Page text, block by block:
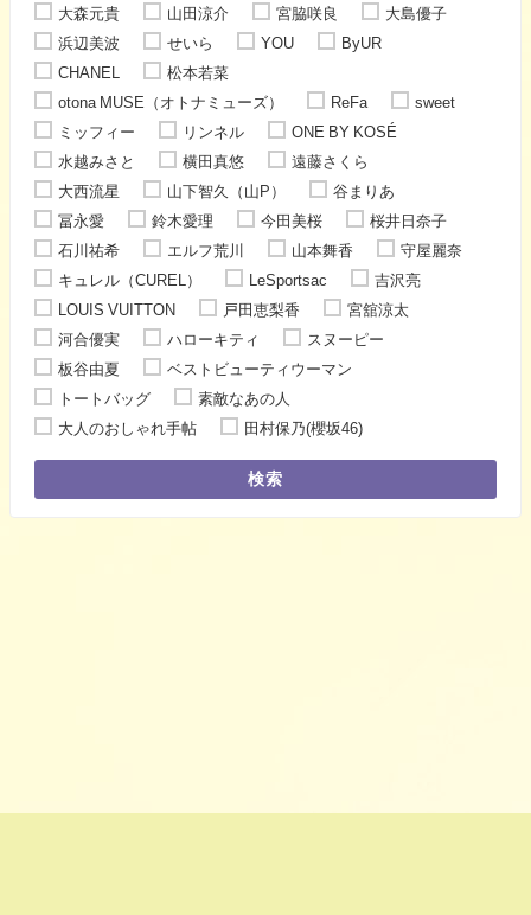
大森元貴
山田涼介 宮脇咲良
大島優子
浜辺美波
せいら YOU
ByUR
CHANEL
松本若菜
otona MUSE（オトナミューズ）
ReFa
sweet
ミッフィー
リンネル
ONE BY KOSÉ
水越みさと
横田真悠
遠藤さくら
大西流星
山下智久（山P）
谷まりあ
冨永愛
鈴木愛理 今田美桜
桜井日奈子
石川祐希
エルフ荒川 山本舞香
守屋麗奈
キュレル（CUREL）
LeSportsac
吉沢亮
LOUIS VUITTON
戸田恵梨香
宮舘涼太
河合優実
ハローキティ
スヌーピー
板谷由夏
ベストビューティウーマン
トートバッグ
素敵なあの人
大人のおしゃれ手帖
田村保乃(櫻坂46)
検索